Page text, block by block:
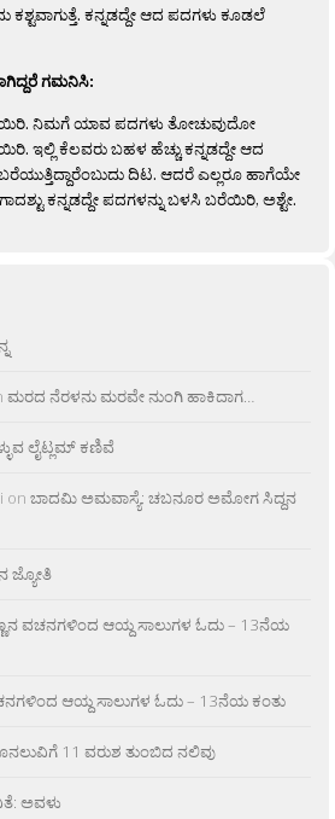
ಕನ್ನಡದ್ದೇ ಆದ ಪದಗಳು ಕೂಡಲೆ
ಗಮನಿಸಿ:
ನಿಮಗೆ ಯಾವ ಪದಗಳು ತೋಚುವುದೋ
ಇಲ್ಲಿ ಕೆಲವರು ಬಹಳ ಹೆಚ್ಚು ಕನ್ನಡದ್ದೇ ಆದ
ದಿಟ. ಆದರೆ ಎಲ್ಲರೂ ಹಾಗೆಯೇ
ಕನ್ನಡದ್ದೇ ಪದಗಳನ್ನು ಬಳಸಿ ಬರೆಯಿರಿ, ಅಶ್ಟೇ.
ಮರದ ನೆರಳನು ಮರವೇ ನುಂಗಿ ಹಾಕಿದಾಗ…
ಲೈಟ್ಲಮ್ ಕಣಿವೆ
on ಬಾದಮಿ ಅಮವಾಸ್ಯೆ: ಚಬನೂರ ಅಮೋಗ ಸಿದ್ದನ
ಜ್ಯೋತಿ
ವಚನಗಳಿಂದ ಆಯ್ದ ಸಾಲುಗಳ ಓದು – 13ನೆಯ
ಆಯ್ದ ಸಾಲುಗಳ ಓದು – 13ನೆಯ ಕಂತು
11 ವರುಶ ತುಂಬಿದ ನಲಿವು
ಅವಳು